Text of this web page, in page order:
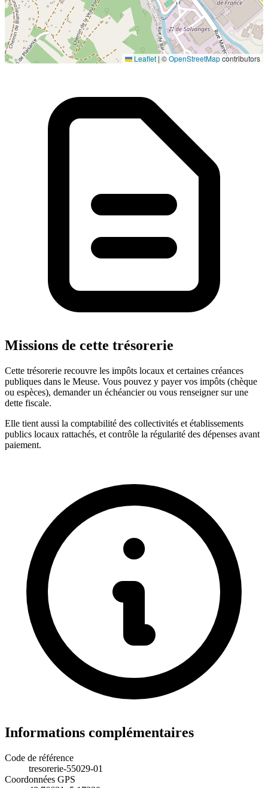
Localisation en cours...
Leaflet | ©OpenStreetMapcontributors
Missions de cette trésorerie
Cette trésorerie recouvre les impôts locaux et certaines créances
publiques dans le Meuse. Vous pouvez y payer vos impôts (chèque
ou espèces), demander un échéancier ou vous renseigner sur une
dette fiscale.
Elle tient aussi la comptabilité des collectivités et établissements
publics locaux rattachés, et contrôle la régularité des dépenses avant
paiement.
Informations complémentaires
Code de référence
tresorerie-55029-01
Coordonnées GPS